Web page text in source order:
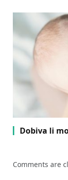
Dobiva li
Comments are